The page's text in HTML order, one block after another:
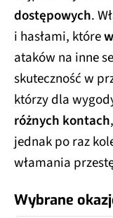
dostępowych .
i hasłami, które
ataków na inne
skuteczność w
którzy dla
różnych kontach
jednak po raz
włamania
Wybrane